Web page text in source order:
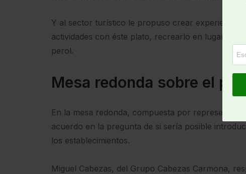
Y al sector turístico le propuso crear
actividades con éste plato, recrearlo en lugares
perol.
Mesa redonda sobre el
En la mesa redonda, compuesta por
acuerdo en la pregunta de si sería posible
los establecimientos.
Miguel Cabezas, del Grupo Cabezas Carmona,